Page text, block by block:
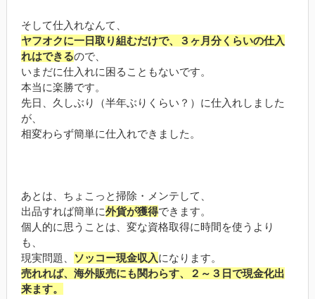
そして仕入れなんて、
ヤフオクに一日取り組むだけで、３ヶ月分くらいの仕入
れはできるので、
いまだに仕入れに困ることもないです。
本当に楽勝です。
先日、久しぶり（半年ぶりくらい？）に仕入れしました
が、
相変わらず簡単に仕入れできました。
あとは、ちょこっと掃除・メンテして、
出品すれば簡単に外貨が獲得できます。
個人的に思うことは、変な資格取得に時間を使うより
も、
現実問題、
ソッコー現金収入になります。
売れれば、海外販売にも関わらす、２～３日で現金化出
来ます。